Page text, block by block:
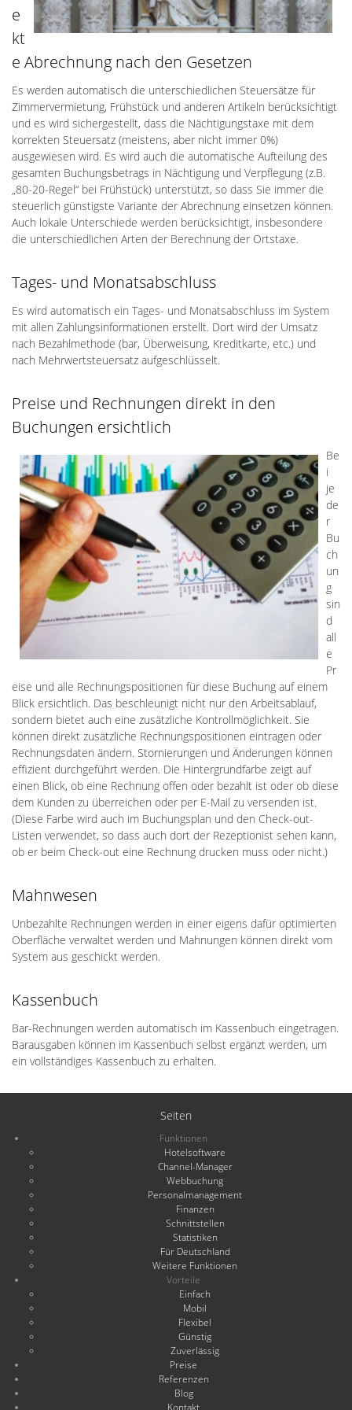
e
kt
e Abrechnung nach den Gesetzen
Es werden automatisch die unterschiedlichen Steuersätze für
Zimmervermietung, Frühstück und anderen Artikeln berücksichtigt
und es wird sichergestellt, dass die Nächtigungstaxe mit dem
korrekten Steuersatz (meistens, aber nicht immer 0%)
ausgewiesen wird. Es wird auch die automatische Aufteilung des
gesamten Buchungsbetrags in Nächtigung und Verpflegung (z.B.
„80-20-Regel“ bei Frühstück) unterstützt, so dass Sie immer die
steuerlich günstigste Variante der Abrechnung einsetzen können.
Auch lokale Unterschiede werden berücksichtigt, insbesondere
die unterschiedlichen Arten der Berechnung der Ortstaxe.
Tages- und Monatsabschluss
Es wird automatisch ein Tages- und Monatsabschluss im System
mit allen Zahlungsinformationen erstellt. Dort wird der Umsatz
nach Bezahlmethode (bar, Überweisung, Kreditkarte, etc.) und
nach Mehrwertsteuersatz aufgeschlüsselt.
Preise und Rechnungen direkt in den
Buchungen ersichtlich
Be
i
je
de
r
Bu
ch
un
g
sin
d
all
e
Pr
eise und alle Rechnungspositionen für diese Buchung auf einem
Blick ersichtlich. Das beschleunigt nicht nur den Arbeitsablauf,
sondern bietet auch eine zusätzliche Kontrollmöglichkeit. Sie
können direkt zusätzliche Rechnungspositionen eintragen oder
Rechnungsdaten ändern. Stornierungen und Änderungen können
effizient durchgeführt werden. Die Hintergrundfarbe zeigt auf
einen Blick, ob eine Rechnung offen oder bezahlt ist oder ob diese
dem Kunden zu überreichen oder per E-Mail zu versenden ist.
(Diese Farbe wird auch im Buchungsplan und den Check-out-
Listen verwendet, so dass auch dort der Rezeptionist sehen kann,
ob er beim Check-out eine Rechnung drucken muss oder nicht.)
Mahnwesen
Unbezahlte Rechnungen werden in einer eigens dafür optimierten
Oberfläche verwaltet werden und Mahnungen können direkt vom
System aus geschickt werden.
Kassenbuch
Bar-Rechnungen werden automatisch im Kassenbuch eingetragen.
Barausgaben können im Kassenbuch selbst ergänzt werden, um
ein vollständiges Kassenbuch zu erhalten.
Seiten
Funktionen
Hotelsoftware
Channel-Manager
Webbuchung
Personalmanagement
Finanzen
Schnittstellen
Statistiken
Für Deutschland
Weitere Funktionen
Vorteile
Einfach
Mobil
Flexibel
Günstig
Zuverlässig
Preise
Referenzen
Blog
Kontakt